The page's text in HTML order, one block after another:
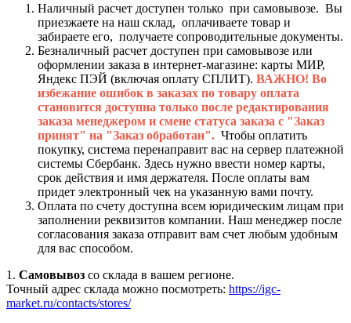
Наличный расчет доступен только при самовывозе. Вы
приезжаете на наш склад, оплачиваете товар и
забираете его, получаете сопроводительные документы.
Безналичный расчет доступен при самовывозе или
оформлении заказа в интернет-магазине: карты МИР,
Яндекс ПЭЙ (включая оплату СПЛИТ). ВАЖНО! Во
избежание ошибок в заказах по товару оплата
становится доступна только после редактирования
заказа менеджером и смене статуса заказа с "Заказ
принят" на "Заказ обработан". Чтобы оплатить
покупку, система перенаправит вас на сервер платежной
системы Сбербанк. Здесь нужно ввести номер карты,
срок действия и имя держателя. После оплаты вам
придет электронный чек на указанную вами почту.
Оплата по счету доступна всем юридическим лицам при
заполнении реквизитов компании. Наш менеджер после
согласования заказа отправит вам счет любым удобным
для вас способом.
1. Самовывоз со склада в вашем регионе.
Точный адрес склада можно посмотреть: https://igc-
market.ru/contacts/stores/